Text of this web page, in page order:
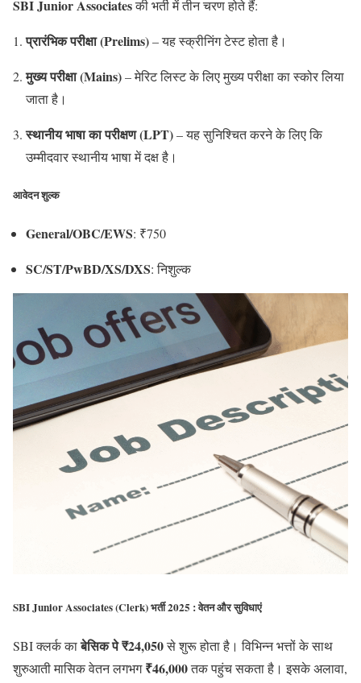
SBI Junior Associatesकी भर्ती में तीन चरण होते हैं:
प्रारंभिक परीक्षा (Prelims)– यह स्क्रीनिंग टेस्ट होता है।
मुख्य परीक्षा (Mains)– मेरिट लिस्ट के लिए मुख्य परीक्षा का स्कोर लिया
जाता है।
स्थानीय भाषा का परीक्षण (LPT)– यह सुनिश्चित करने के लिए कि
उम्मीदवार स्थानीय भाषा में दक्ष है।
आवेदन शुल्क
General/OBC/EWS: ₹750
SC/ST/PwBD/XS/DXS: निशुल्क
SBI Junior Associates (Clerk) भर्ती 2025 : वेतन और सुविधाएं
SBI क्लर्क काबेसिक पे ₹24,050से शुरू होता है। विभिन्न भत्तों के साथ
शुरुआती मासिक वेतन लगभग₹46,000तक पहुंच सकता है। इसके अलावा,